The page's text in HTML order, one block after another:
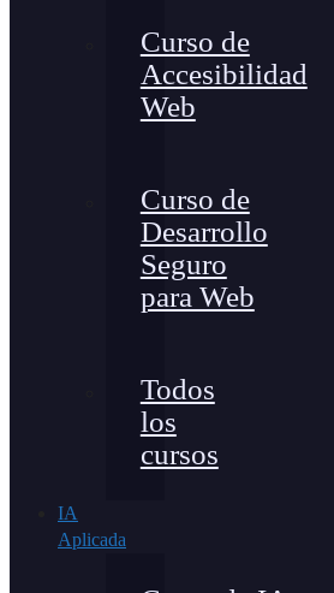
Curso de
Accesibilidad
Web
Curso de
Desarrollo
Seguro
para Web
Todos
los
cursos
IA
Aplicada